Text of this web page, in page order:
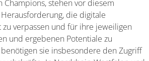
stehen vor diesem
die digitale
verpassen und für ihre jeweiligen
und ergebenen Potentiale zu
sie insbesondere den Zugriff